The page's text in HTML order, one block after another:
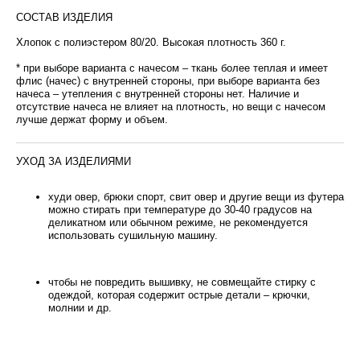
СОСТАВ ИЗДЕЛИЯ
Хлопок с полиэстером 80/20. Высокая плотность 360 г.
* при выборе варианта с начесом – ткань более теплая и имеет
флис (начес) с внутренней стороны, при выборе варианта без
начеса – утепления с внутренней стороны нет. Наличие и
отсутствие начеса не влияет на плотность, но вещи с начесом
лучше держат форму и объем.
УХОД ЗА ИЗДЕЛИЯМИ
худи овер, брюки спорт, свит овер и другие вещи из футера
можно стирать при температуре до 30-40 градусов на
деликатном или обычном режиме, не рекомендуется
использовать сушильную машину.
чтобы не повредить вышивку, не совмещайте стирку с
одеждой, которая содержит острые детали – крючки,
молнии и др.